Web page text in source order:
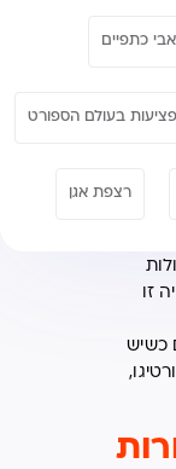
כתפיים
פציעות בעולם הספורט
רצפת אגן
זו
כשיש